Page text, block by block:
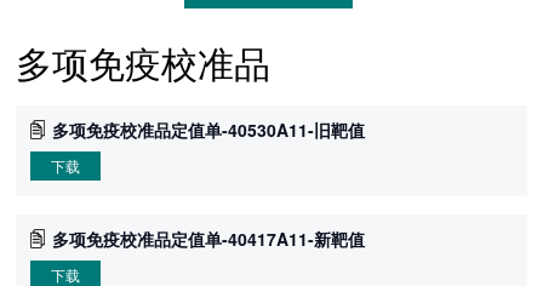
多项免疫校准品
多项免疫校准品定值单-40530A11-旧靶值
下载
多项免疫校准品定值单-40417A11-新靶值
下载